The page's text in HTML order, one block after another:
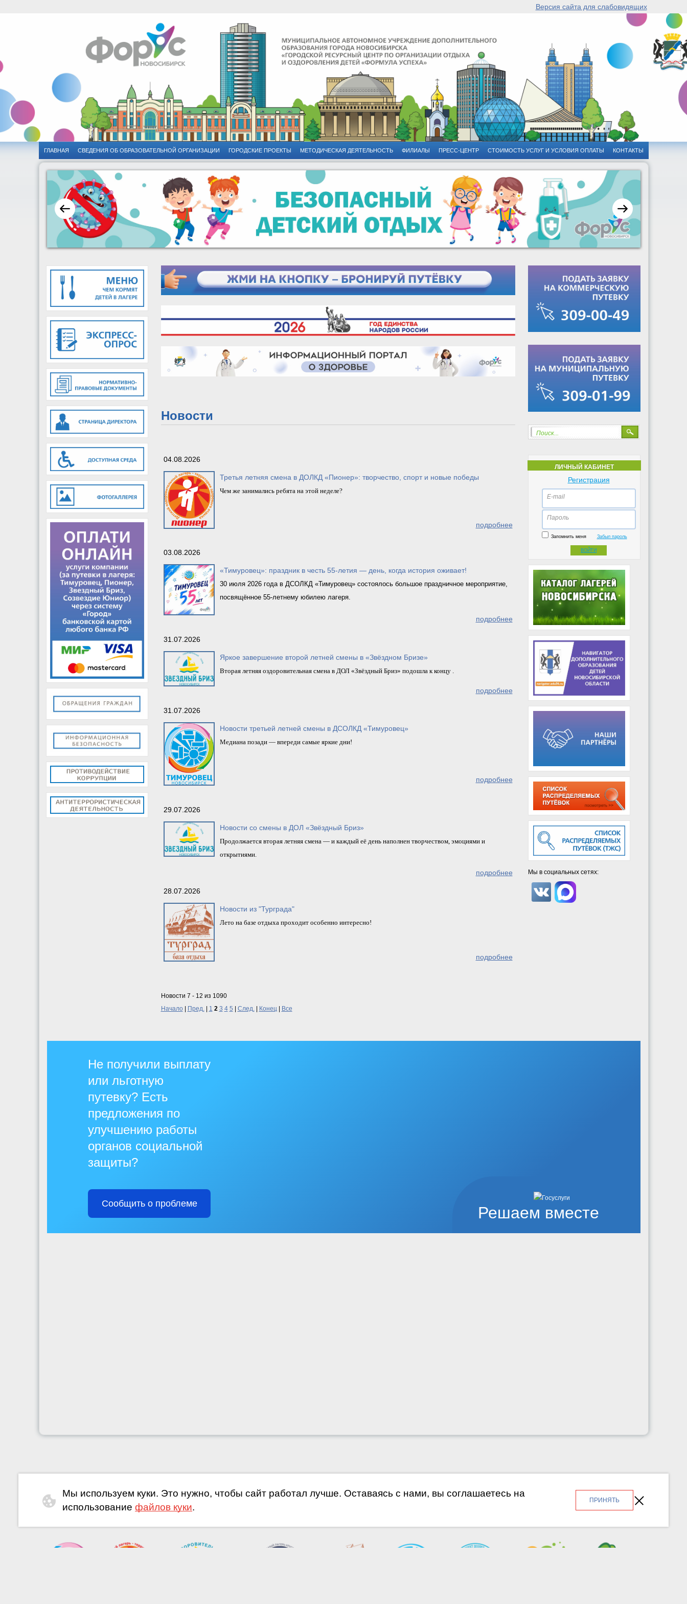
Версия сайта для слабовидящих
ГЛАВНАЯ CВЕДЕНИЯ ОБ ОБРАЗОВАТЕЛЬНОЙ ОРГАНИЗАЦИИ ГОРОДСКИЕ ПРОЕКТЫ МЕТОДИЧЕСКАЯ ДЕЯТЕЛЬНОСТЬ ФИЛИАЛЫ ПРЕСС-ЦЕНТР СТОИМОСТЬ УСЛУГ И УСЛОВИЯ ОПЛАТЫ КОНТАКТЫ
Поиск...
ЛИЧНЫЙ КАБИНЕТ
Регистрация
E-mail
Пароль
Запомнить меня Забыл пароль
ВОЙТИ
Мы в социальных сетях:
Новости
04.08.2026
Третья летняя смена в ДОЛКД «Пионер»: творчество, спорт и новые победы
Чем же занимались ребята на этой неделе?
подробнее
03.08.2026
«Тимуровец»: праздник в честь 55‑летия — день, когда история оживает!
30 июля 2026 года в ДСОЛКД «Тимуровец» состоялось большое праздничное мероприятие,
посвящённое 55‑летнему юбилею лагеря.
подробнее
31.07.2026
Яркое завершение второй летней смены в «Звёздном Бризе»
Вторая летняя оздоровительная смена в ДОЛ «Звёздный Бриз» подошла к концу .
подробнее
31.07.2026
Новости третьей летней смены в ДСОЛКД «Тимуровец»
Медиана позади — впереди самые яркие дни!
подробнее
29.07.2026
Новости со смены в ДОЛ «Звёздный Бриз»
Продолжается вторая летняя смена — и каждый её день наполнен творчеством, эмоциями и
открытиями.
подробнее
28.07.2026
Новости из "Турграда"
Лето на базе отдыха проходит особенно интересно!
подробнее
Новости 7 - 12 из 1090
Начало| Пред.| 1 2 3 4 5 След.| Конец Все
Решаем вместе
Не получили выплату
или льготную
путевку? Есть
предложения по
улучшению работы
органов социальной
защиты?
Сообщить о проблеме
Мы используем куки. Это нужно, чтобы сайт работал лучше. Оставаясь с нами, вы соглашаетесь на
использование файлов куки.
ПРИНЯТЬ